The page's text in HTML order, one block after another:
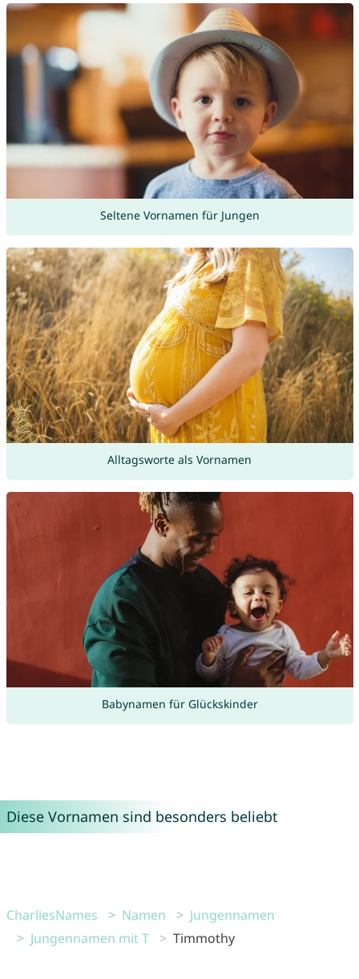
Seltene Vornamen für Jungen
Alltagsworte als Vornamen
Babynamen für Glückskinder
Diese Vornamen sind besonders beliebt
CharliesNames Namen
Jungennamen
Jungennamen mit T
Timmothy